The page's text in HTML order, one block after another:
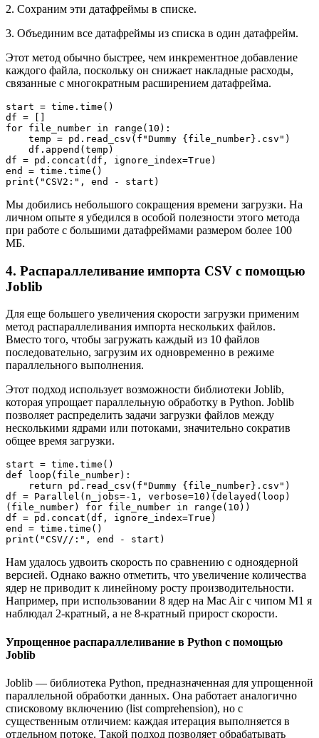
2. Сохраним эти датафреймы в списке.
3. Объединим все датафреймы из списка в один датафрейм.
Этот метод обычно быстрее, чем инкрементное добавление
каждого файла, поскольку он снижает накладные расходы,
связанные с многократным расширением датафрейма.
start = time.time()
df = []
for file_number in range(10):
    temp = pd.read_csv(f"Dummy {file_number}.csv")
    df.append(temp)
df = pd.concat(df, ignore_index=True)
end = time.time()
print("CSV2:", end - start)
Мы добились небольшого сокращения времени загрузки. На
личном опыте я убедился в особой полезности этого метода
при работе с большими датафреймами размером более 100
МБ.
4. Распараллеливание импорта CSV с помощью
Joblib
Для еще большего увеличения скорости загрузки применим
метод распараллеливания импорта нескольких файлов.
Вместо того, чтобы загружать каждый из 10 файлов
последовательно, загрузим их одновременно в режиме
параллельного выполнения.
Этот подход использует возможности библиотеки Joblib,
которая упрощает параллельную обработку в Python. Joblib
позволяет распределить задачи загрузки файлов между
несколькими ядрами или потоками, значительно сократив
общее время загрузки.
start = time.time()
def loop(file_number):
    return pd.read_csv(f"Dummy {file_number}.csv")
df = Parallel(n_jobs=-1, verbose=10)(delayed(loop)
(file_number) for file_number in range(10))
df = pd.concat(df, ignore_index=True)
end = time.time()
print("CSV//:", end - start)
Нам удалось удвоить скорость по сравнению с одноядерной
версией. Однако важно отметить, что увеличение количества
ядер не приводит к линейному росту производительности.
Например, при использовании 8 ядер на Mac Air с чипом M1 я
наблюдал 2-кратный, а не 8-кратный прирост скорости.
Упрощенное распараллеливание в Python с помощью
Joblib
Joblib — библиотека Python, предназначенная для упрощенной
параллельной обработки данных. Она работает аналогично
списковому включению (list comprehension), но с
существенным отличием: каждая итерация выполняется в
отдельном потоке. Такой подход позволяет обрабатывать